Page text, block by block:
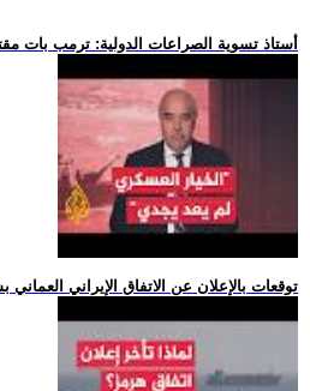
.. أستاذ تسوية الصراعات الدولية: ترمب بات
.. توقعات بالإعلان عن الاتفاق الإيراني